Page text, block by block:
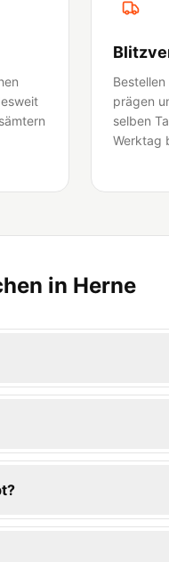
prägen
selben
Werktag
in Herne